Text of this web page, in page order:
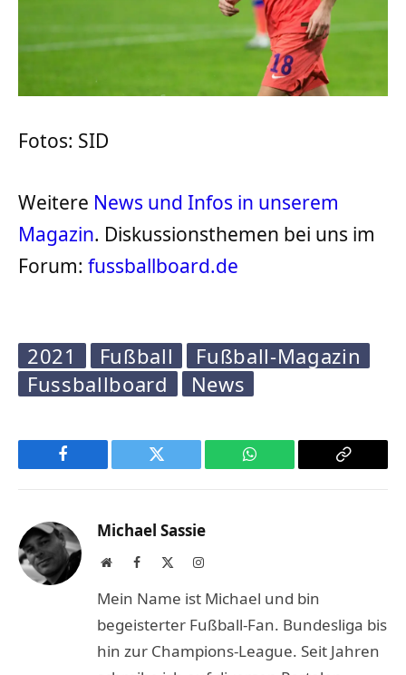
Fotos: SID
Weitere News und Infos in unserem
Magazin. Diskussionsthemen bei uns im
Forum: fussballboard.de
2021 Fußball
Fußball-Magazin
Fussballboard
News
Facebook Twitter WhatsApp
Copy
Michael Sassie
WebsiteFacebook Instagram
Mein Name ist Michael und bin
begeisterter Fußball-Fan. Bundesliga bis
hin zur Champions-League. Seit Jahren